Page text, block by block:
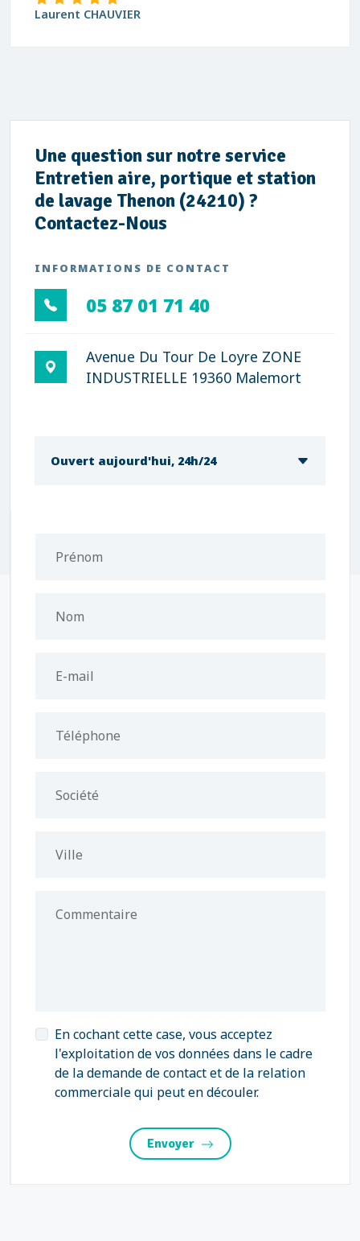
CHAUVIER
Une question sur notre service
Entretien aire, portique et station
de lavage Thenon (24210) ?
Contactez-Nous
INFORMATIONS DE CONTACT
05 87 01 71 40
Avenue Du Tour De Loyre ZONE
INDUSTRIELLE 19360 Malemort
Ouvert aujourd'hui, 24h/24
Prénom
Nom
E-mail
Téléphone
Société
Ville
Commentaire
En cochant cette case, vous acceptez
l'exploitation de vos données dans le cadre
de la demande de contact et de la relation
commerciale qui peut en découler.
Envoyer